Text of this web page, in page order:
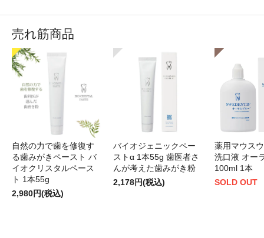
売れ筋商品
自然の力で歯を修復す
る歯みがきペースト バ
イオクリスタルペース
ト 1本55g
2,980円(税込)
バイオジェニックペー
ストα 1本55g 歯医者さ
んが考えた歯みがき粉
2,178円(税込)
薬用マウス
洗口液 オー
100ml 1本
SOLD OUT